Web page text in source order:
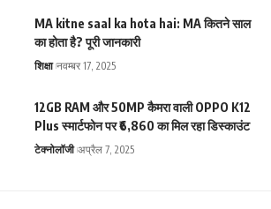
MA kitne saal ka hota hai: MA कितने साल
का होता है? पूरी जानकारी
शिक्षा नवम्बर 17, 2025
12GB RAM और 50MP कैमरा वाली OPPO K12
Plus स्मार्टफोन पर ₹6,860 का मिल रहा डिस्काउंट
टेक्नोलॉजी अप्रैल 7, 2025